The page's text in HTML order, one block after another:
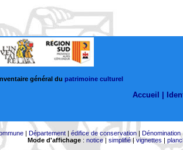
général du patrimoine culturel
Accueil |
| Département| édifice de conservation| Dénomination
Mode d'affichage: notice| simplifié|vignettes |